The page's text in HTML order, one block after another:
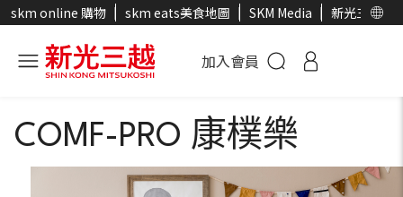
skm online 購物 skm eats美食地圖 SKM Media 新光三越官
加入會員
COMF-PRO 康樸樂